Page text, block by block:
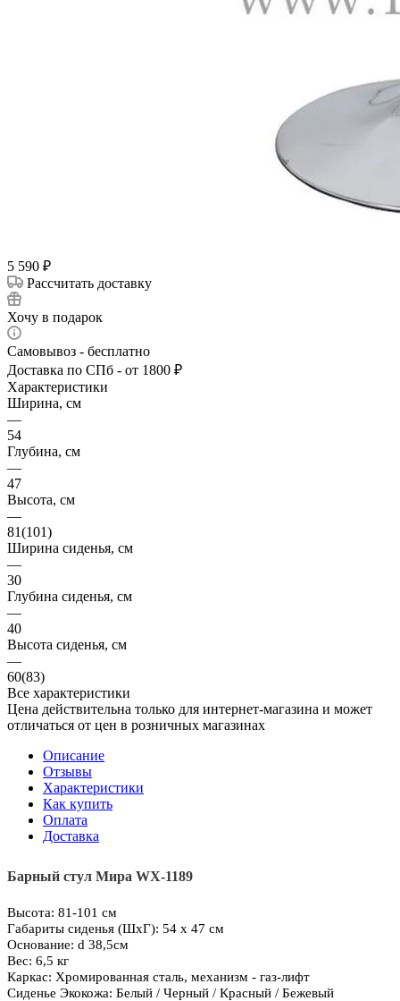
5 590 ₽
Рассчитать доставку
Хочу в подарок
Самовывоз - бесплатно
Доставка по СПб - от 1800 ₽
Характеристики
Ширина, см
—
54
Глубина, см
—
47
Высота, см
—
81(101)
Ширина сиденья, см
—
30
Глубина сиденья, см
—
40
Высота сиденья, см
—
60(83)
Все характеристики
Цена действительна только для интернет-магазина и может
отличаться от цен в розничных магазинах
Описание
Отзывы
Характеристики
Как купить
Оплата
Доставка
Барный стул Мира WX-1189
Высота: 81-101 см
Габариты сиденья (ШхГ): 54 х 47 см
Основание: d 38,5см
Вес: 6,5 кг
Каркас: Хромированная сталь, механизм - газ-лифт
Сиденье Экокожа: Белый / Черный / Красный / Бежевый